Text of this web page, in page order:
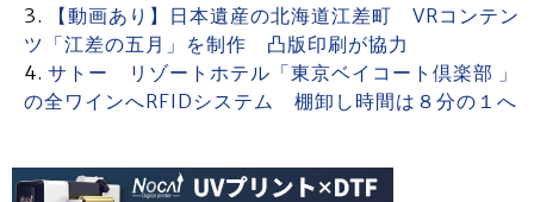
【動画あり】日本遺産の北海道江差町 VRコンテン
ツ「江差の五月」を制作 凸版印刷が協力
サトー リゾートホテル「東京ベイコート倶楽部 」
の全ワインへRFIDシステム 棚卸し時間は８分の１へ